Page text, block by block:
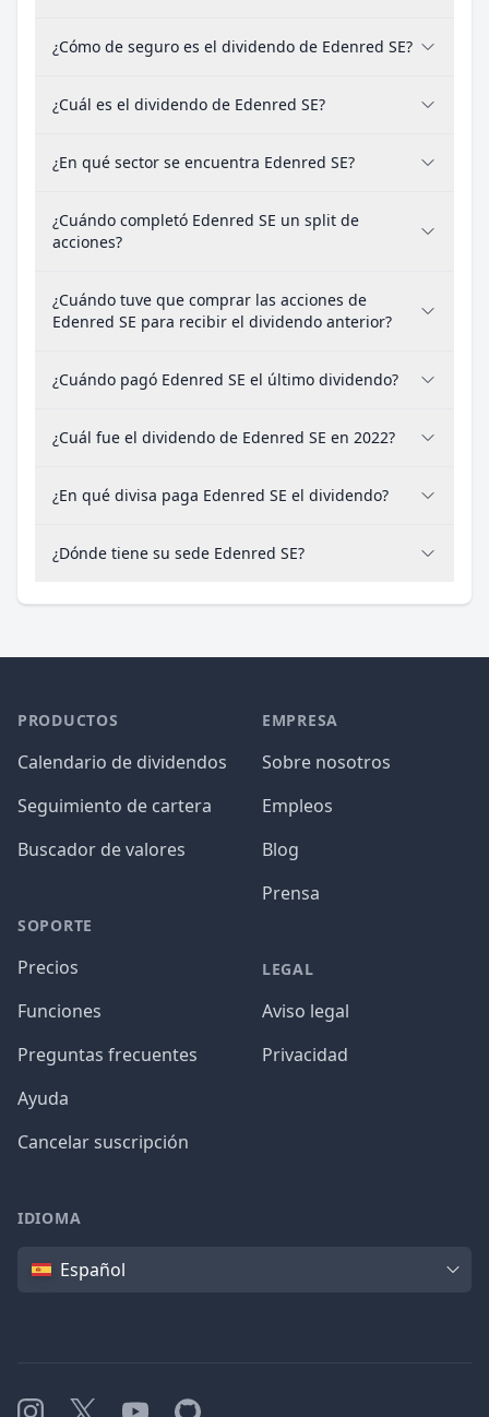
¿Cómo de seguro es el dividendo de Edenred SE?
¿Cuál es el dividendo de Edenred SE?
¿En qué sector se encuentra Edenred SE?
¿Cuándo completó Edenred SE un split de
acciones?
¿Cuándo tuve que comprar las acciones de
Edenred SE para recibir el dividendo anterior?
¿Cuándo pagó Edenred SE el último dividendo?
¿Cuál fue el dividendo de Edenred SE en 2022?
¿En qué divisa paga Edenred SE el dividendo?
¿Dónde tiene su sede Edenred SE?
PRODUCTOS
Calendario de dividendos
Seguimiento de cartera
Buscador de valores
SOPORTE
Precios
Funciones
Preguntas frecuentes
Ayuda
Cancelar suscripción
EMPRESA
Sobre nosotros
Empleos
Blog
Prensa
LEGAL
Aviso legal
Privacidad
IDIOMA
IdiomaEspañol
Instagram
X YouTubeGitHub